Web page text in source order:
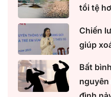
tồi tệ
Chiến
giúp
Bất
nguyên